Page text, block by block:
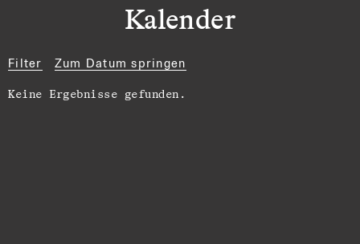
Kalender
Filter Zum Datum springen
Keine Ergebnisse gefunden.